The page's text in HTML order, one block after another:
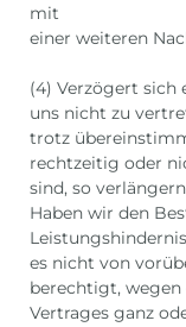
mit
einer weiteren
(4) Verzögert sich
uns nicht zu
trotz
rechtzeitig oder
sind, so
Haben wir den
es nicht von
berechtigt, wegen
Vertrages ganz